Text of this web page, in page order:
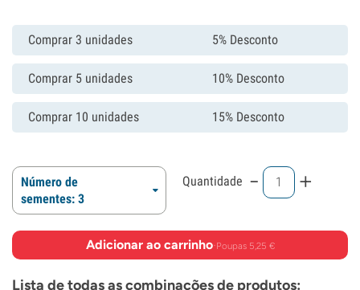
Comprar 3 unidades 5% Desconto
Comprar 5 unidades 10% Desconto
Comprar 10 unidades 15% Desconto
Número de
sementes: 3
Quantidade - +
Adicionar ao carrinho·Poupas 5,25 €
Lista de todas as combinações de produtos: